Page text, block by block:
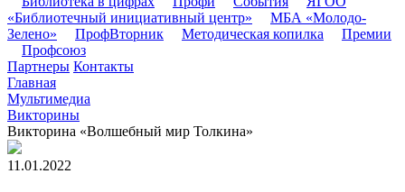
«Библиотечный инициативный центр»
МБА «Молодо-
Зелено»
ПрофВторник Методическая копилка
Премии
Профсоюз
Партнеры Контакты
Главная
Мультимедиа
Викторины
Викторина «Волшебный мир Толкина»
11.01.2022